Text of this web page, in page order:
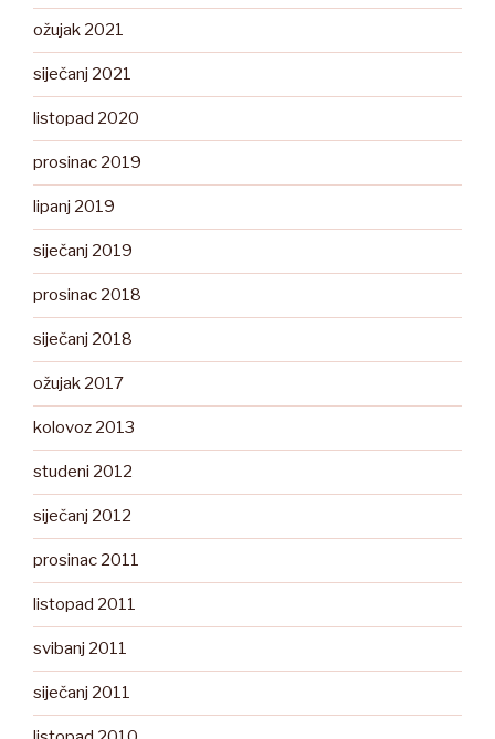
ožujak 2021
siječanj 2021
listopad 2020
prosinac 2019
lipanj 2019
siječanj 2019
prosinac 2018
siječanj 2018
ožujak 2017
kolovoz 2013
studeni 2012
siječanj 2012
prosinac 2011
listopad 2011
svibanj 2011
siječanj 2011